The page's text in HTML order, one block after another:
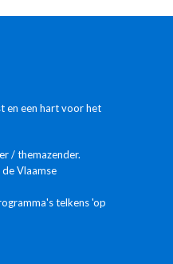
en een hart voor het
/ themazender.
Vlaamse
telkens 'op